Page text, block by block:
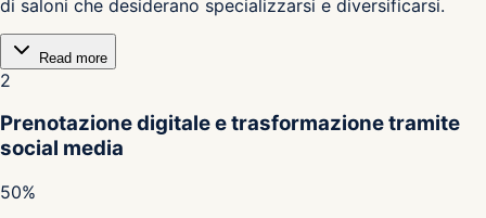
di saloni che desiderano specializzarsi e diversificarsi.
Read more
2
Prenotazione digitale e trasformazione tramite
social media
50%